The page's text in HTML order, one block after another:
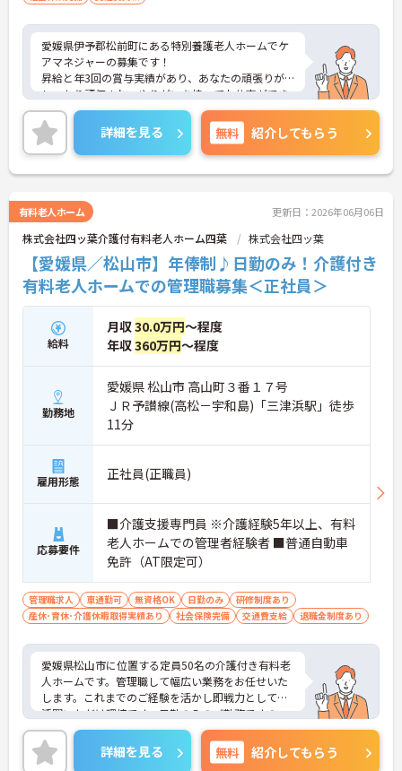
愛媛県伊予郡松前町にある特別養護老人ホームでケ
アマネジャーの募集です！
昇給と年3回の賞与実績があり、あなたの頑張りが
しっかり評価され、やりがいを持ってお仕事ができ
ます！
また、最寄り駅から徒歩圏内でマイカー通勤もOKな
ので、ご自身のライフスタイルに合わせた交通手段
が選べます！
ご興味ある方は面接ポイントをお伝えしますので、
詳細を見る 無料 紹介してもらう
有料老人ホーム 更新日：2026年06月06日
株式会社四ッ葉介護付有料老人ホーム四葉 株式会社四ッ葉
【愛媛県／松山市】年俸制♪日勤のみ！介護付き
有料老人ホームでの管理職募集＜正社員＞
給料
月収30.0万円～程度
年収360万円～程度
勤務地
愛媛県 松山市 高山町３番１７号
ＪＲ予讃線(高松－宇和島)「三津浜駅」徒歩
11分
雇用形態 正社員(正職員)
応募要件
■介護支援専門員 ※介護経験5年以上、有料
老人ホームでの管理者経験者 ■普通自動車
免許（AT限定可）
管理職求人 車通勤可 無資格OK 日勤のみ
研修制度あり
産休･育休･介護休暇取得実績あり
社会保険完備 交通費支給 退職金制度あり
愛媛県松山市に位置する定員50名の介護付き有料老
人ホームです。管理職して幅広い業務をお任せいた
します。これまでのご経験を活かし即戦力としてご
活躍いただけ環境です。日勤のみのご勤務ですの
で、プライベートとの両立もしやすいです。ご興味
ある方には、面接対策ポイントなど、さらに詳細を
お話しいたしますのでお気軽にご相談ください。
詳細を見る 無料 紹介してもらう